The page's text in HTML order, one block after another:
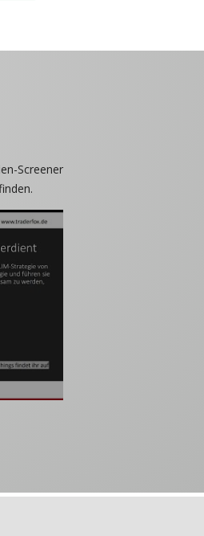
Screener